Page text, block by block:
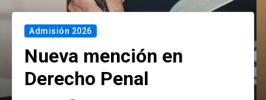
Admisión 2026
Nueva mención en
Derecho Penal